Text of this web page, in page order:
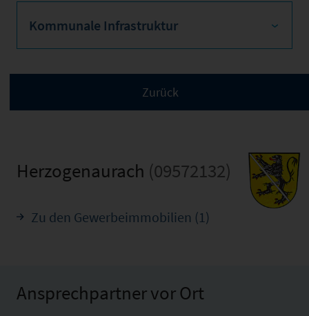
Kommunale Infrastruktur
Herzogenaurach (09572132)
Zu den Gewerbeimmobilien (1)
Ansprechpartner vor Ort